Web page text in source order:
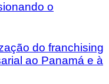
o
do franchising
ao Panamá e à